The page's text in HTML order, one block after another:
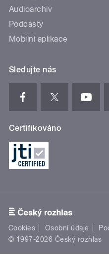
Audioarchiv
Podcasty
Mobilní aplikace
Sledujte nás
Certifikováno
Cookies Osobní údaje
© 1997-2026 Český rozhlas